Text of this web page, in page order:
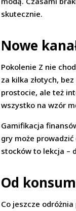
skutecznie.
Nowe
Pokolenie Z nie
za kilka złotych,
prostocie, ale też
wszystko na wzór
Gamifikacja
gry może
stocków to lekcja –
Od
Co jeszcze